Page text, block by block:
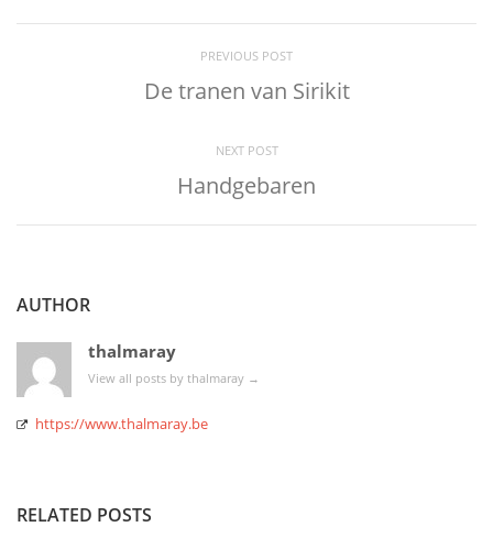
PREVIOUS POST
De tranen van Sirikit
NEXT POST
Handgebaren
AUTHOR
thalmaray
View all posts by thalmaray →
https://www.thalmaray.be
RELATED POSTS